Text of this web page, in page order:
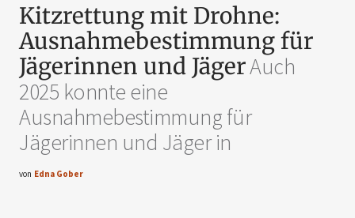
Kitzrettung mit Drohne:
Ausnahmebestimmung für
Jägerinnen und JägerAuch
2025 konnte eine
Ausnahmebestimmung für
Jägerinnen und Jäger in
von Edna Gober